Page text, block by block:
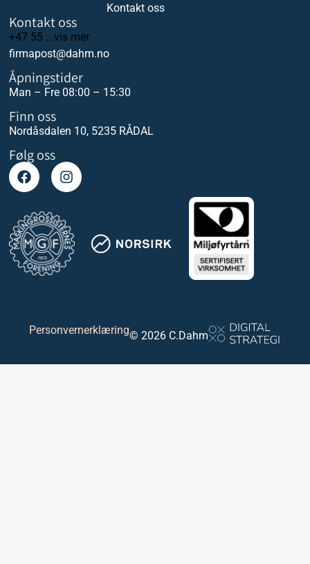
Kontakt oss
Kontakt oss
+47 55 ...vis mer
firmapost@dahm.no
Åpningstider
Man – Fre 08:00 – 15:30
Finn oss
Nordåsdalen 10, 5235 RÅDAL
Følg oss
Personvernerklæring© 2026 C.Dahm